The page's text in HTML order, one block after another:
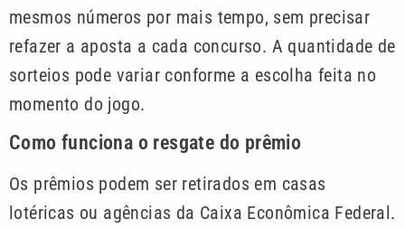
mesmos números por mais tempo, sem precisar
refazer a aposta a cada concurso. A quantidade de
sorteios pode variar conforme a escolha feita no
momento do jogo.
Como funciona o resgate do prêmio
Os prêmios podem ser retirados em casas
lotéricas ou agências da Caixa Econômica Federal.